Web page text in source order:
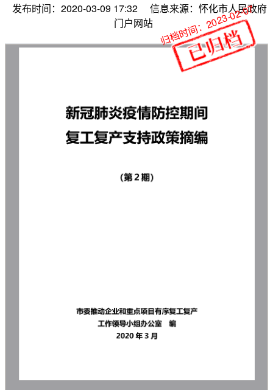
发布时间：2020-03-09 17:32
信息来源：怀化市人民政府
门户网站 归档时间：2023-02-07